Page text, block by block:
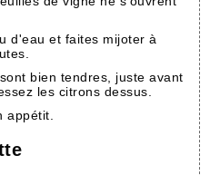
d'eau et faites mijoter à
bien tendres, juste avant
les citrons dessus.
appétit.